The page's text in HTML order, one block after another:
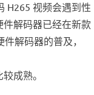
H265 视频会遇到性
解码器已经在新款
解码器的普及，
成熟。